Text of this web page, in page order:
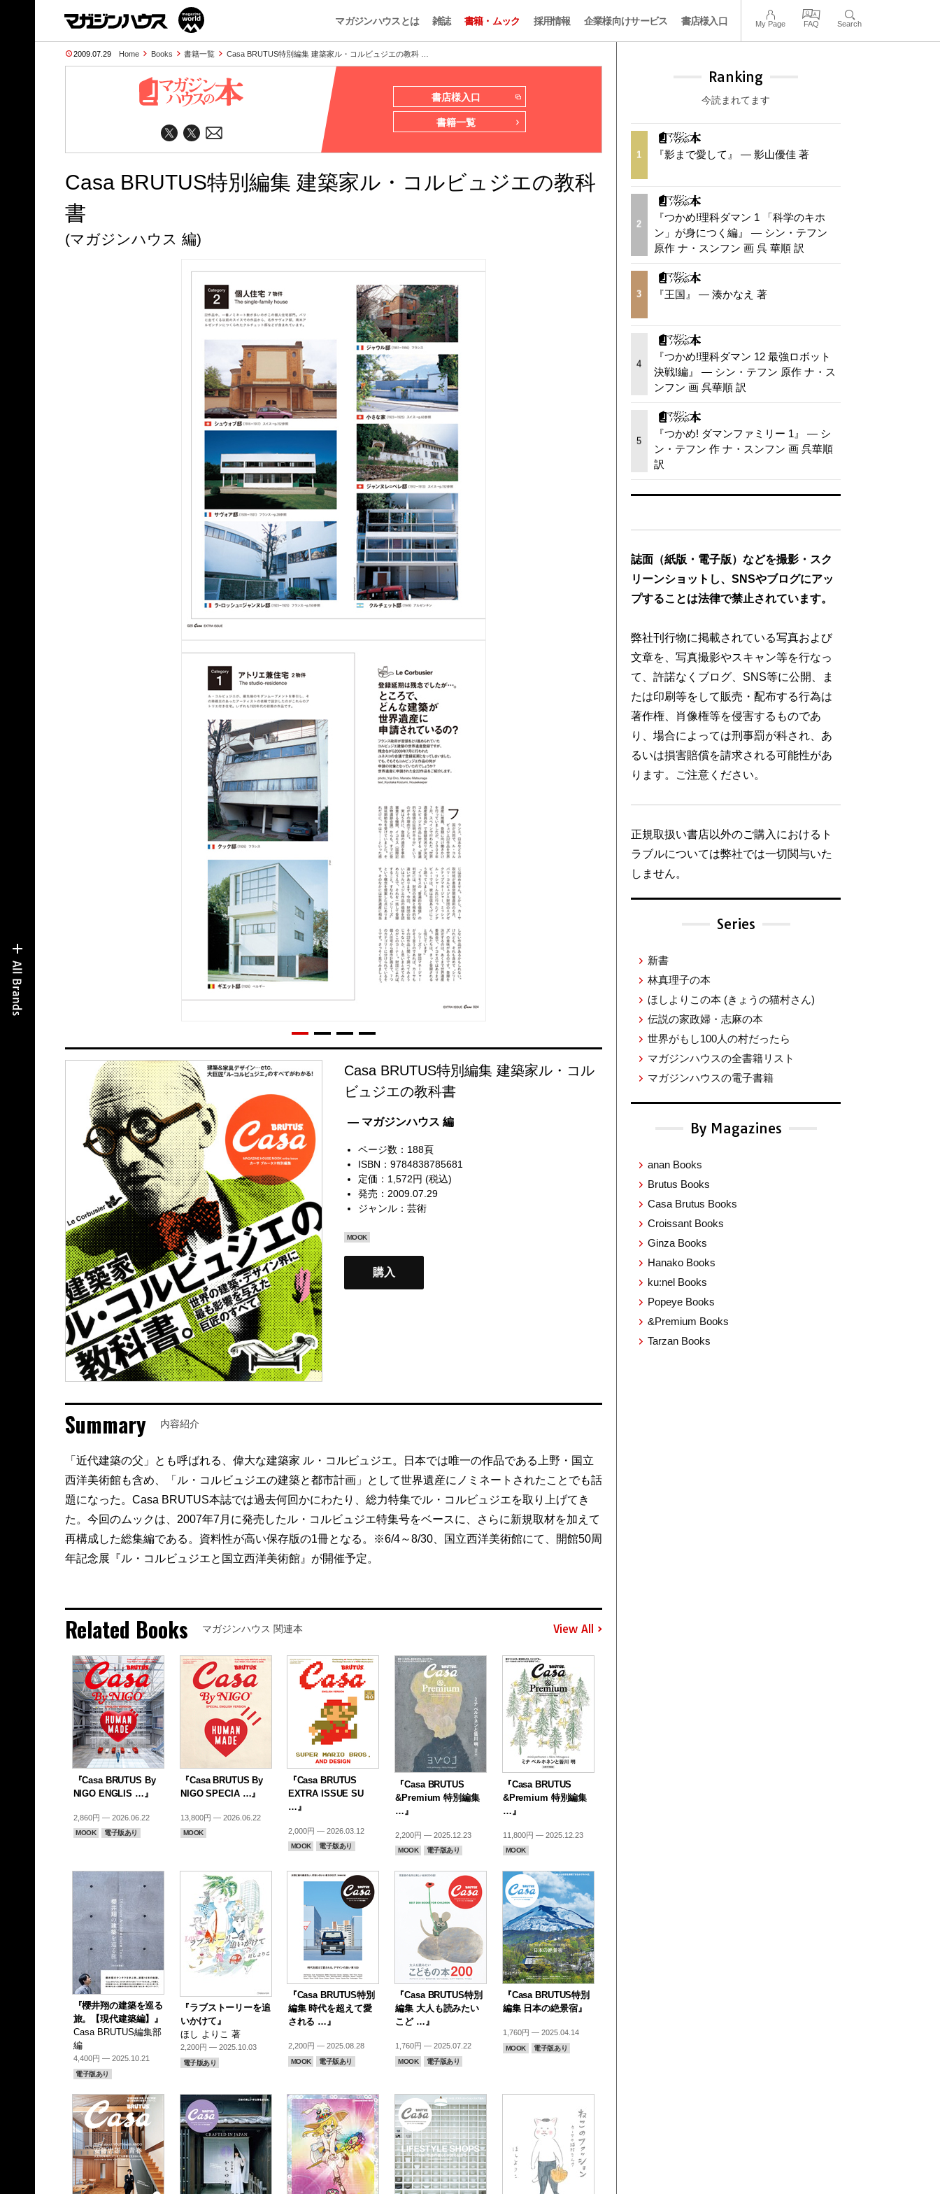
マガジンハウスとは 雑誌 書籍・ムック 採用情報 企業様向けサービス 書店様入口 My Page FAQ Search
2009.07.29 Home Books 書籍一覧 Casa BRUTUS特別編集 建築家ル・コルビュジエの教科 …
書店様入口
書籍一覧
Casa BRUTUS特別編集 建築家ル・コルビュジエの教科
書
(マガジンハウス 編)
Casa BRUTUS特別編集 建築家ル・コル
ビュジエの教科書
— マガジンハウス 編
ページ数：188頁
ISBN：9784838785681
定価：1,572円 (税込)
発売：2009.07.29
ジャンル： 芸術
MOOK
購入
Summary 内容紹介
「近代建築の父」とも呼ばれる、偉大な建築家 ル・コルビュジエ。日本では唯一の作品である上野・国立
西洋美術館も含め、「ル・コルビュジエの建築と都市計画」として世界遺産にノミネートされたことでも話
題になった。Casa BRUTUS本誌では過去何回かにわたり、総力特集でル・コルビュジエを取り上げてき
た。今回のムックは、2007年7月に発売したル・コルビュジエ特集号をベースに、さらに新規取材を加えて
再構成した総集編である。資料性が高い保存版の1冊となる。※6/4～8/30、国立西洋美術館にて、開館50周
年記念展『ル・コルビュジエと国立西洋美術館』が開催予定。
Related Books マガジンハウス 関連本 View All
『Casa BRUTUS By
NIGO ENGLIS …』
2,860円 — 2026.06.22
MOOK 電子版あり
『Casa BRUTUS By
NIGO SPECIA …』
13,800円 — 2026.06.22
MOOK
『Casa BRUTUS
EXTRA ISSUE SU
…』
2,000円 — 2026.03.12
MOOK 電子版あり
『Casa BRUTUS
&Premium 特別編集
…』
2,200円 — 2025.12.23
MOOK 電子版あり
『Casa BRUTUS
&Premium 特別編集
…』
11,800円 — 2025.12.23
MOOK
『櫻井翔の建築を巡る
旅。【現代建築編】』
Casa BRUTUS編集部
編
4,400円 — 2025.10.21
電子版あり
『ラブストーリーを追
いかけて』
ほし よりこ 著
2,200円 — 2025.10.03
電子版あり
『Casa BRUTUS特別
編集 時代を超えて愛
される …』
2,200円 — 2025.08.28
MOOK 電子版あり
『Casa BRUTUS特別
編集 大人も読みたい
こど …』
1,760円 — 2025.07.22
MOOK 電子版あり
『Casa BRUTUS特別
編集 日本の絶景宿』
1,760円 — 2025.04.14
MOOK 電子版あり
Ranking
今読まれてます
1 『影まで愛して』 — 影山優佳 著
2
『つかめ!理科ダマン 1 「科学のキホ
ン」が身につく編』 — シン・テフン
原作 ナ・スンフン 画 呉 華順 訳
3 『王国』 — 湊かなえ 著
4
『つかめ!理科ダマン 12 最強ロボット
決戦!編』 — シン・テフン 原作 ナ・ス
ンフン 画 呉華順 訳
5
『つかめ! ダマンファミリー 1』 — シ
ン・テフン 作 ナ・スンフン 画 呉華順
訳
誌面（紙版・電子版）などを撮影・スク
リーンショットし、SNSやブログにアッ
プすることは法律で禁止されています。
弊社刊行物に掲載されている写真および
文章を、写真撮影やスキャン等を行なっ
て、許諾なくブログ、SNS等に公開、ま
たは印刷等をして販売・配布する行為は
著作権、肖像権等を侵害するものであ
り、場合によっては刑事罰が科され、あ
るいは損害賠償を請求される可能性があ
ります。ご注意ください。
正規取扱い書店以外のご購入におけるト
ラブルについては弊社では一切関与いた
しません。
Series
新書
林真理子の本
ほしよりこの本 (きょうの猫村さん)
伝説の家政婦・志麻の本
世界がもし100人の村だったら
マガジンハウスの全書籍リスト
マガジンハウスの電子書籍
By Magazines
anan Books
Brutus Books
Casa Brutus Books
Croissant Books
Ginza Books
Hanako Books
ku:nel Books
Popeye Books
&Premium Books
Tarzan Books